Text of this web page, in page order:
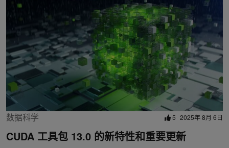
数据科学 5 2025年 8月 6日
CUDA 工具包 13.0 的新特性和重要更新